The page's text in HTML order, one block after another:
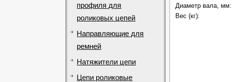
профиля для
роликовых цепей
Направляющие для
ремней
Натяжители цепи
Цепи роликовые
Диаметр вала, мм:
Вес (кг):